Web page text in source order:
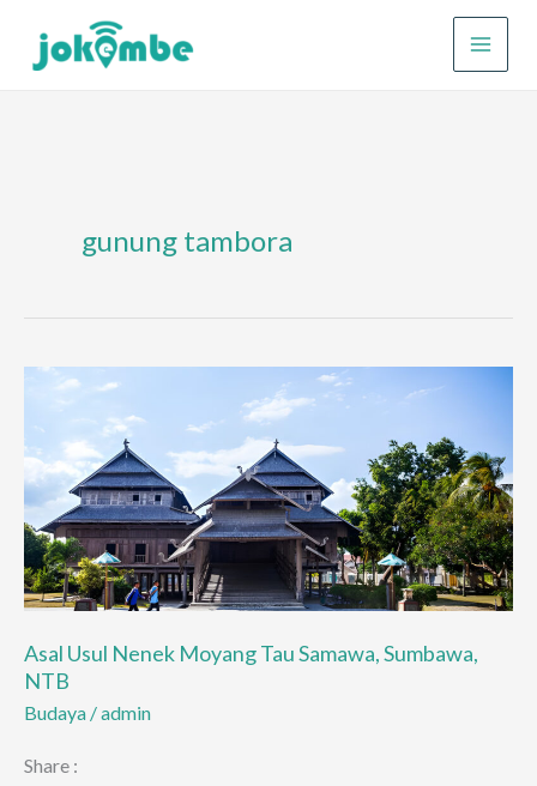
konten
gunung tambora
Asal Usul Nenek Moyang Tau Samawa, Sumbawa,
NTB
Budaya /admin
Share :